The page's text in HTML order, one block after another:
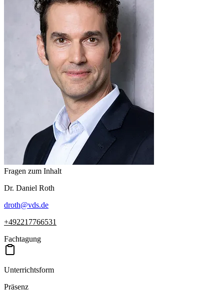
Fragen zum Inhalt
Dr. Daniel Roth
droth@vds.de
+492217766531
Fachtagung
Unterrichtsform
Präsenz